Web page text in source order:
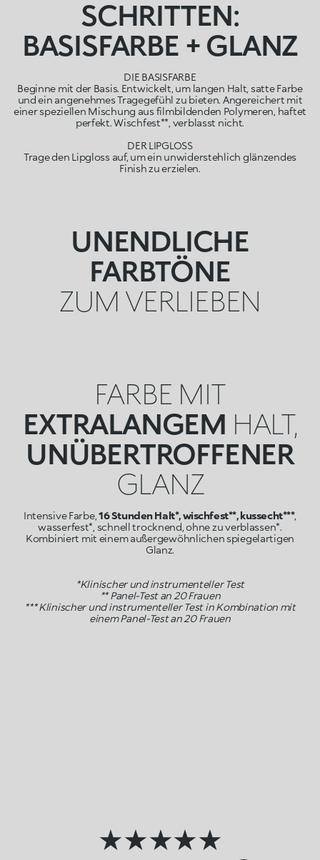
SCHRITTEN:
BASISFARBE + GLANZ
DIE BASISFARBE
Beginne mit der Basis. Entwickelt, um langen Halt, satte Farbe
und ein angenehmes Tragegefühl zu bieten. Angereichert mit
einer speziellen Mischung aus filmbildenden Polymeren, haftet
perfekt. Wischfest**, verblasst nicht.
DER LIPGLOSS
Trage den Lipgloss auf, um ein unwiderstehlich glänzendes
Finish zu erzielen.
UNENDLICHE
FARBTÖNE
ZUM VERLIEBEN
FARBE MIT
EXTRALANGEM HALT,
UNÜBERTROFFENER
GLANZ
Intensive Farbe,16 Stunden Halt*, wischfest**, kussecht***,
wasserfest*, schnell trocknend, ohne zu verblassen*.
Kombiniert mit einem außergewöhnlichen spiegelartigen
Glanz.
*Klinischer und instrumenteller Test
** Panel-Test an 20 Frauen
*** Klinischer und instrumenteller Test in Kombination mit
einem Panel-Test an 20 Frauen
★★★★★